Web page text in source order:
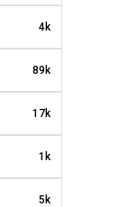
4k
89k
17k
1k
5k